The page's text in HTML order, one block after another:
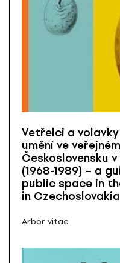
Vetřelci a
umění ve
Československu
(1968-1989) – a
public space in
in
Arbor vitae